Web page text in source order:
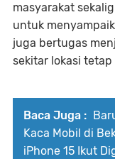
masyarakat
untuk
juga bertugas
sekitar lokasi
Baca Juga :
Kaca Mobil di
iPhone 15 Ikut